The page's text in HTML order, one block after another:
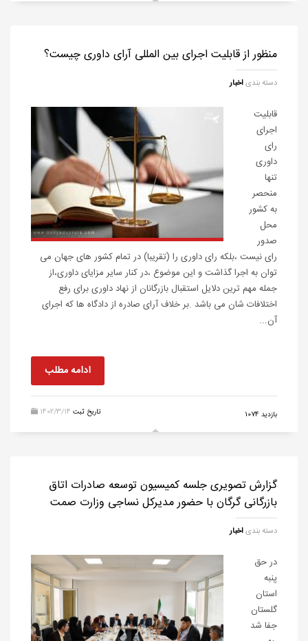
منظور از قابلیت اجرای بین المللی آرای داوری چیست؟
دسته بندیاخبار
قابلیت
اجرای
رای
داوری
تنها
منحصر
به کشور
محل
صدور
رای نیست ،بلکه رای داوری را (تقریبا) در تمام کشور های جهان می
توان به اجرا گذاشت و این موضوع ،در کنار سایر مزایای داوری،از
جمله مهم ترین دلایل استقبال بازرگانان از نهاد داوری برای رفع
اختلافات شان می باشد .بر خلاف آرای صادره از دادگاه ها که اجرای
آن...
ادامه مطلب
1402/3/14 تاریخ ثبت بازدید 1074
گزارش تصویری جلسه کمیسیون توسعه صادرات اتاق
بازرگانی گرگان با حضور مدیرکل نساجی وزارت صمت
دسته بندیاخبار
در حق
پنبه
استان
گلستان
جفا شد